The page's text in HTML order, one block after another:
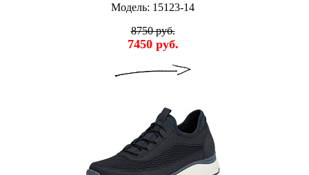
Модель: 15123-14
8750 руб.
7450 руб.